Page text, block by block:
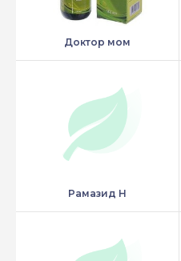
Доктор мом
Рамазид Н